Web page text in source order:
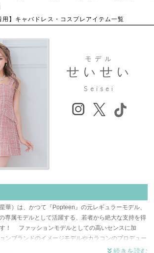
用】キャバドレス・コスプレアイテム一覧
モデル
せいせい
Seisei
華）は、かつて『Popteen』の元レギュラーモデル、
専属モデルとして活躍する、若者から絶大な支持を得
！ ファッションモデルとしての高いセンスに加
ンブランドのイメージモデルやカラコンのプロデュー
ンドへのアンテナは常に最先端。可愛らしさ、セクシ